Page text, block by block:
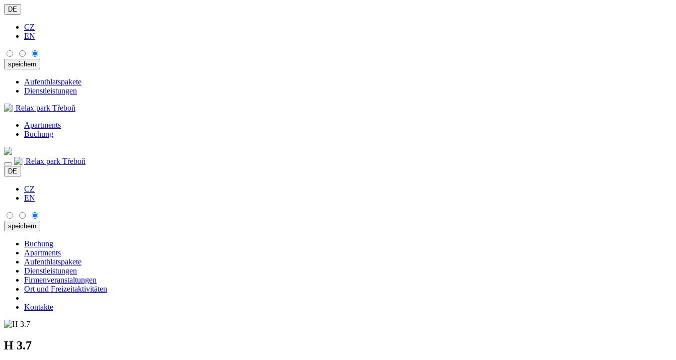
DE
CZ
EN
Aufenthlatspakete
Dienstleistungen
Apartments
Buchung
DE
CZ
EN
Buchung
Apartments
Aufenthlatspakete
Dienstleistungen
Firmenveranstaltungen
Ort und Freizeitaktivitäten
Kontakte
H 3.7